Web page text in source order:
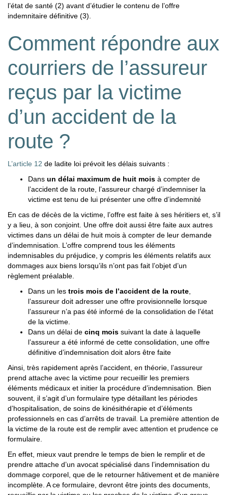
l’état de santé (2) avant d’étudier le contenu de l’offre
indemnitaire définitive (3).
Comment répondre aux
courriers de l’assureur
reçus par la victime
d’un accident de la
route ?
L’article 12 de ladite loi prévoit les délais suivants :
Dans un délai maximum de huit mois à compter de
l’accident de la route, l’assureur chargé d’indemniser la
victime est tenu de lui présenter une offre d’indemnité
En cas de décès de la victime, l’offre est faite à ses héritiers et, s’il
y a lieu, à son conjoint. Une offre doit aussi être faite aux autres
victimes dans un délai de huit mois à compter de leur demande
d’indemnisation. L’offre comprend tous les éléments
indemnisables du préjudice, y compris les éléments relatifs aux
dommages aux biens lorsqu’ils n’ont pas fait l’objet d’un
règlement préalable.
Dans un les trois mois de l’accident de la route
l’assureur doit adresser une offre provisionnelle lorsque
l’assureur n’a pas été informé de la consolidation de l’état
de la victime.
Dans un délai de cinq mois suivant la date à laquelle
l’assureur a été informé de cette consolidation, une offre
définitive d’indemnisation doit alors être faite
Ainsi, très rapidement après l’accident, en théorie, l’assureur
prend attache avec la victime pour recueillir les premiers
éléments médicaux et initier la procédure d’indemnisation. Bien
souvent, il s’agit d’un formulaire type détaillant les périodes
d’hospitalisation, de soins de kinésithérapie et d’éléments
professionnels en cas d’arrêts de travail. La première attention de
la victime de la route est de remplir avec attention et prudence ce
formulaire.
En effet, mieux vaut prendre le temps de bien le remplir et de
prendre attache d’un avocat spécialisé dans l’indemnisation du
dommage corporel, que de le retourner hâtivement et de manière
incomplète. A ce formulaire, devront être joints des documents,